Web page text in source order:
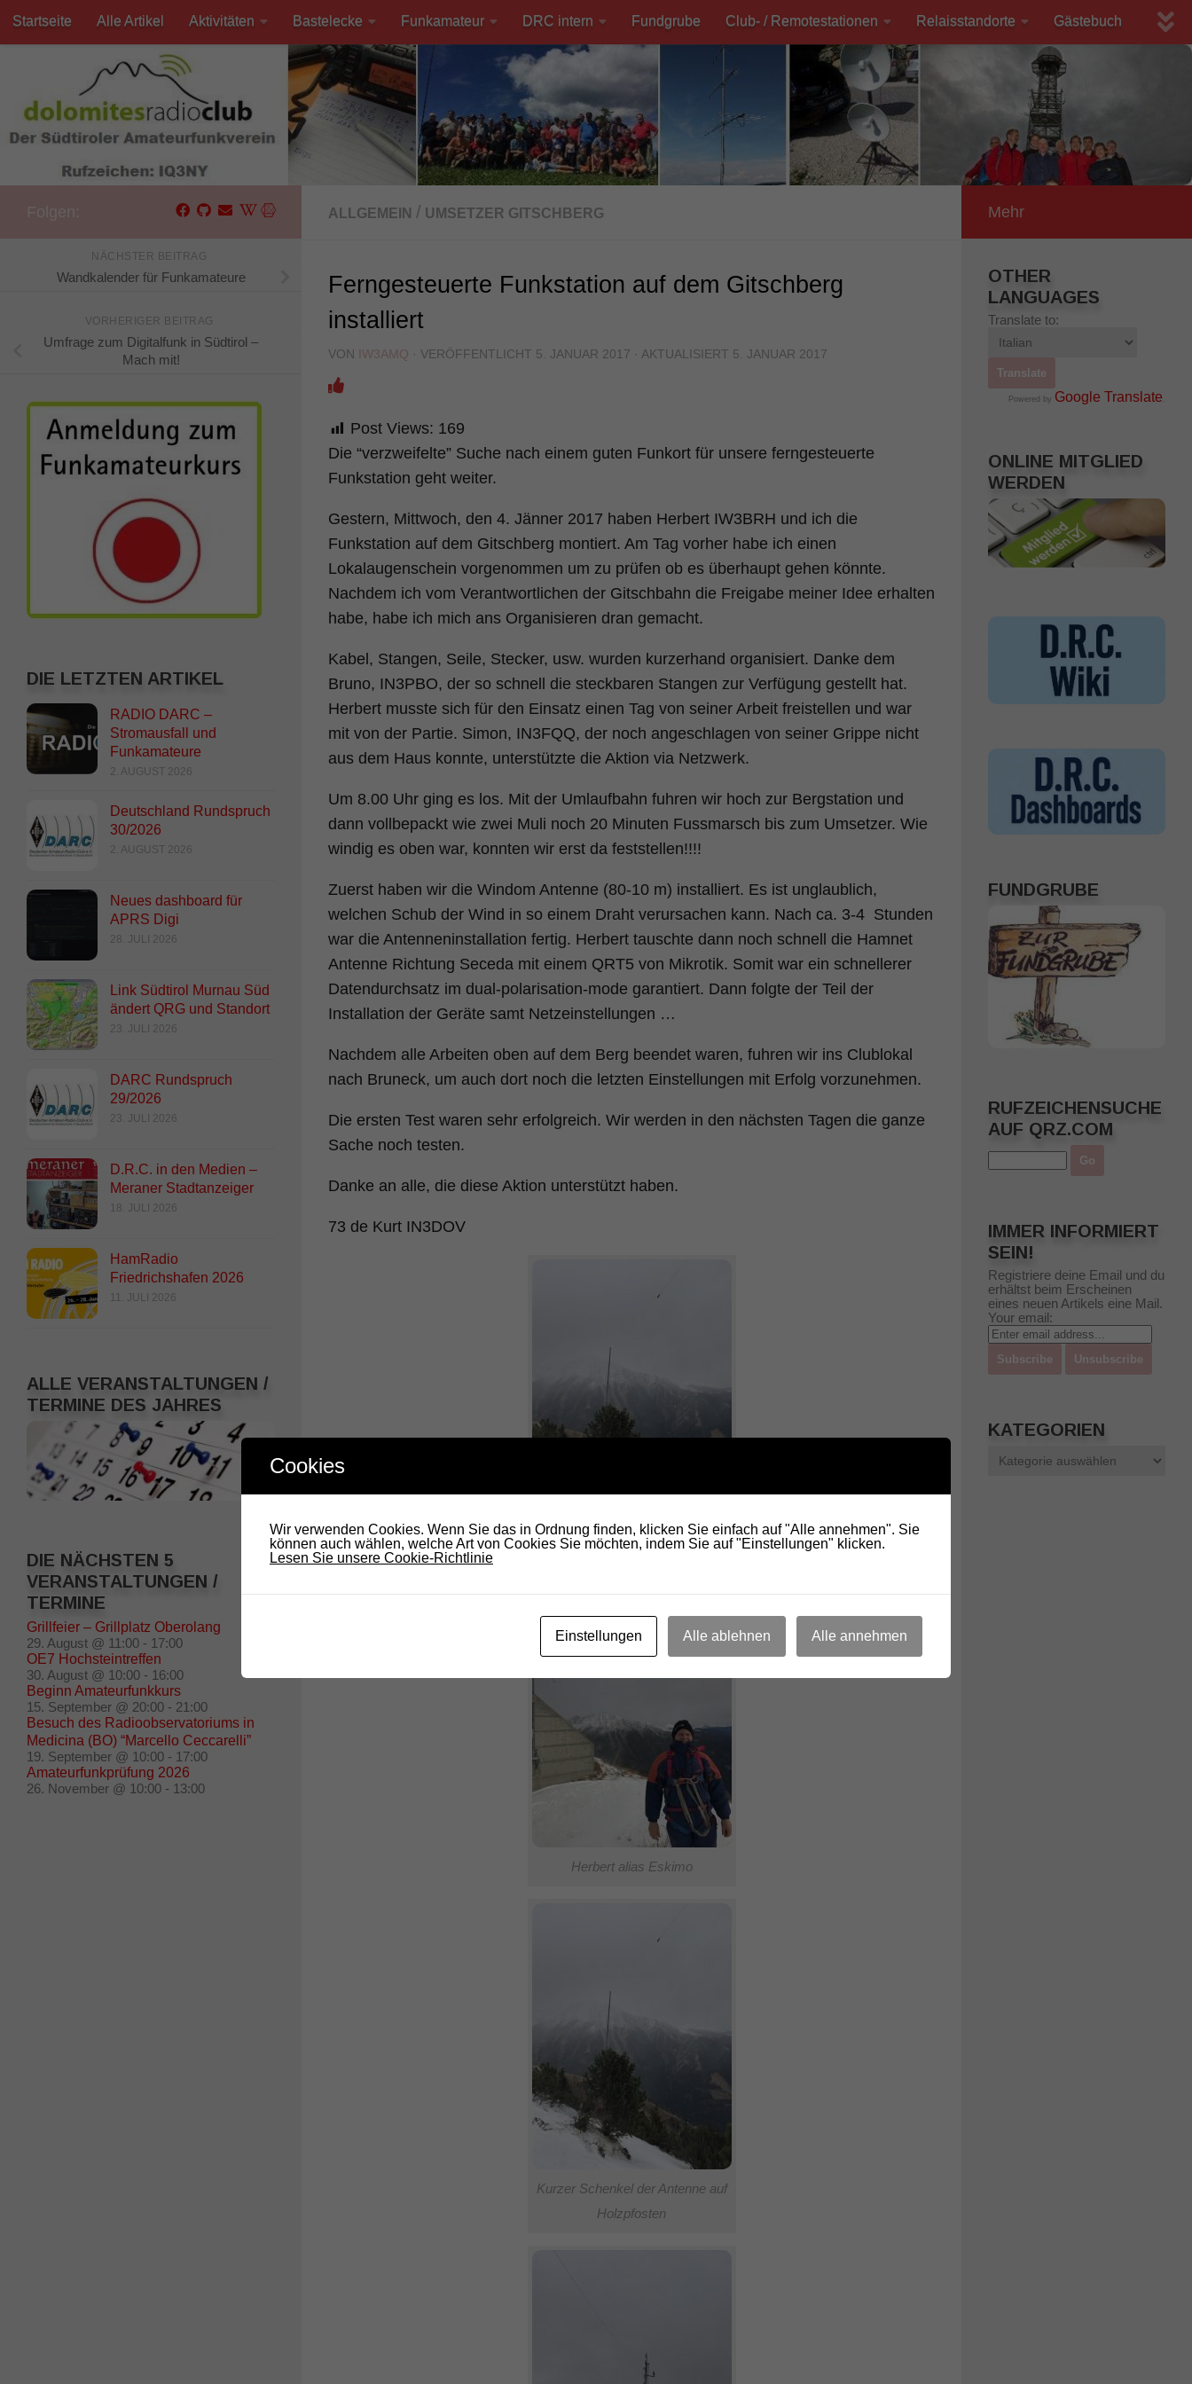
Unter dem Inhalt
Startseite Alle Artikel Aktivitäten Bastelecke Funkamateur DRC intern Fundgrube Club- / Remotestationen Relaisstandorte Gästebuch
ALLGEMEIN / UMSETZER GITSCHBERG
Ferngesteuerte Funkstation auf dem Gitschberg
installiert
VON IW3AMQ · VERÖFFENTLICHT 5. JANUAR 2017 · AKTUALISIERT 5. JANUAR 2017
Post Views: 169
Die “verzweifelte” Suche nach einem guten Funkort für unsere ferngesteuerte
Funkstation geht weiter.
Gestern, Mittwoch, den 4. Jänner 2017 haben Herbert IW3BRH und ich die
Funkstation auf dem Gitschberg montiert. Am Tag vorher habe ich einen
Lokalaugenschein vorgenommen um zu prüfen ob es überhaupt gehen könnte.
Nachdem ich vom Verantwortlichen der Gitschbahn die Freigabe meiner Idee erhalten
habe, habe ich mich ans Organisieren dran gemacht.
Kabel, Stangen, Seile, Stecker, usw. wurden kurzerhand organisiert. Danke dem
Bruno, IN3PBO, der so schnell die steckbaren Stangen zur Verfügung gestellt hat.
Herbert musste sich für den Einsatz einen Tag von seiner Arbeit freistellen und war
mit von der Partie. Simon, IN3FQQ, der noch angeschlagen von seiner Grippe nicht
aus dem Haus konnte, unterstützte die Aktion via Netzwerk.
Um 8.00 Uhr ging es los. Mit der Umlaufbahn fuhren wir hoch zur Bergstation und
dann vollbepackt wie zwei Muli noch 20 Minuten Fussmarsch bis zum Umsetzer. Wie
windig es oben war, konnten wir erst da feststellen!!!!
Zuerst haben wir die Windom Antenne (80-10 m) installiert. Es ist unglaublich,
welchen Schub der Wind in so einem Draht verursachen kann. Nach ca. 3-4 Stunden
war die Antenneninstallation fertig. Herbert tauschte dann noch schnell die Hamnet
Antenne Richtung Seceda mit einem QRT5 von Mikrotik. Somit war ein schnellerer
Datendurchsatz im dual-polarisation-mode garantiert. Dann folgte der Teil der
Installation der Geräte samt Netzeinstellungen …
Nachdem alle Arbeiten oben auf dem Berg beendet waren, fuhren wir ins Clublokal
nach Bruneck, um auch dort noch die letzten Einstellungen mit Erfolg vorzunehmen.
Die ersten Test waren sehr erfolgreich. Wir werden in den nächsten Tagen die ganze
Sache noch testen.
Danke an alle, die diese Aktion unterstützt haben.
73 de Kurt IN3DOV
Zirbe als Antennenfuß
Herbert alias Eskimo
Kurzer Schenkel der Antenne auf
Holzpfosten
NÄCHSTER BEITRAG
Wandkalender für Funkamateure
VORHERIGER BEITRAG
Umfrage zum Digitalfunk in Südtirol –
Mach mit!
DIE LETZTEN ARTIKEL
RADIO DARC –
Stromausfall und
Funkamateure
2. AUGUST 2026
Deutschland Rundspruch
30/2026
2. AUGUST 2026
Neues dashboard für
APRS Digi
28. JULI 2026
Link Südtirol Murnau Süd
ändert QRG und Standort
23. JULI 2026
DARC Rundspruch
29/2026
23. JULI 2026
D.R.C. in den Medien –
Meraner Stadtanzeiger
18. JULI 2026
HamRadio
Friedrichshafen 2026
11. JULI 2026
ALLE VERANSTALTUNGEN /
TERMINE DES JAHRES
DIE NÄCHSTEN 5
VERANSTALTUNGEN /
TERMINE
Grillfeier – Grillplatz Oberolang
29. August @ 11:00 - 17:00
OE7 Hochsteintreffen
30. August @ 10:00 - 16:00
Beginn Amateurfunkkurs
15. September @ 20:00 - 21:00
Besuch des Radioobservatoriums in
Medicina (BO) “Marcello Ceccarelli”
19. September @ 10:00 - 17:00
Amateurfunkprüfung 2026
26. November @ 10:00 - 13:00
Mehr
OTHER
LANGUAGES
Translate to:
Powered by Google Translate .
ONLINE MITGLIED
WERDEN
FUNDGRUBE
RUFZEICHENSUCHE
AUF QRZ.COM
IMMER INFORMIERT
SEIN!
Registriere deine Email und du
erhältst beim Erscheinen
eines neuen Artikels eine Mail.
Your email:
KATEGORIEN
Cookies
Wir verwenden Cookies. Wenn Sie das in Ordnung finden, klicken Sie einfach auf "Alle annehmen". Sie
können auch wählen, welche Art von Cookies Sie möchten, indem Sie auf "Einstellungen" klicken.
Lesen Sie unsere Cookie-Richtlinie
Einstellungen Alle ablehnen Alle annehmen